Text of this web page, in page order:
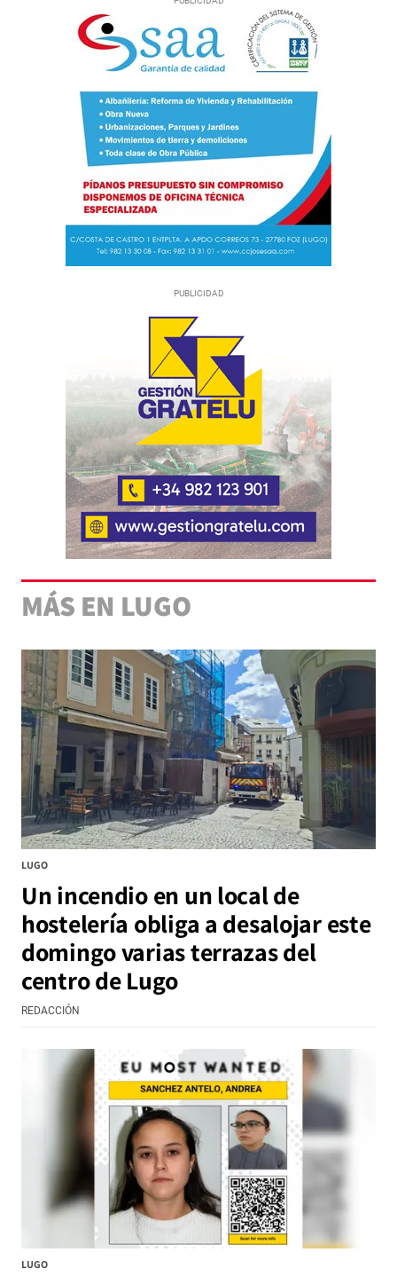
MÁS EN LUGO
LUGO
Un incendio en un local de
hostelería obliga a desalojar este
domingo varias terrazas del
centro de Lugo
REDACCIÓN
LUGO